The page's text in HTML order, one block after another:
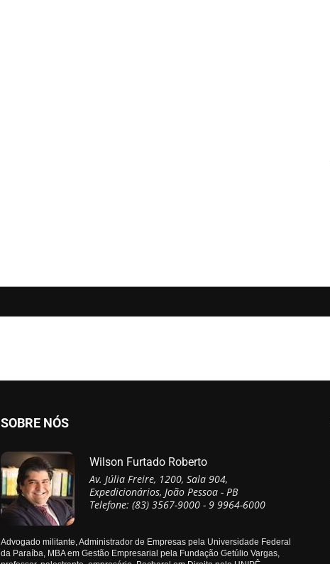
SOBRE NÓS
Wilson Furtado Roberto
Av. Júlia Freire, 1200, Sala 904,
Expedicionários, João Pessoa - PB
Telefone: (83) 3567-9000 - 9 9964-6000
Advogado militante, Administrador de Empresas pela Universidade Federal
da Paraíba, MBA em Gestão Empresarial pela Fundação Getúlio Vargas,